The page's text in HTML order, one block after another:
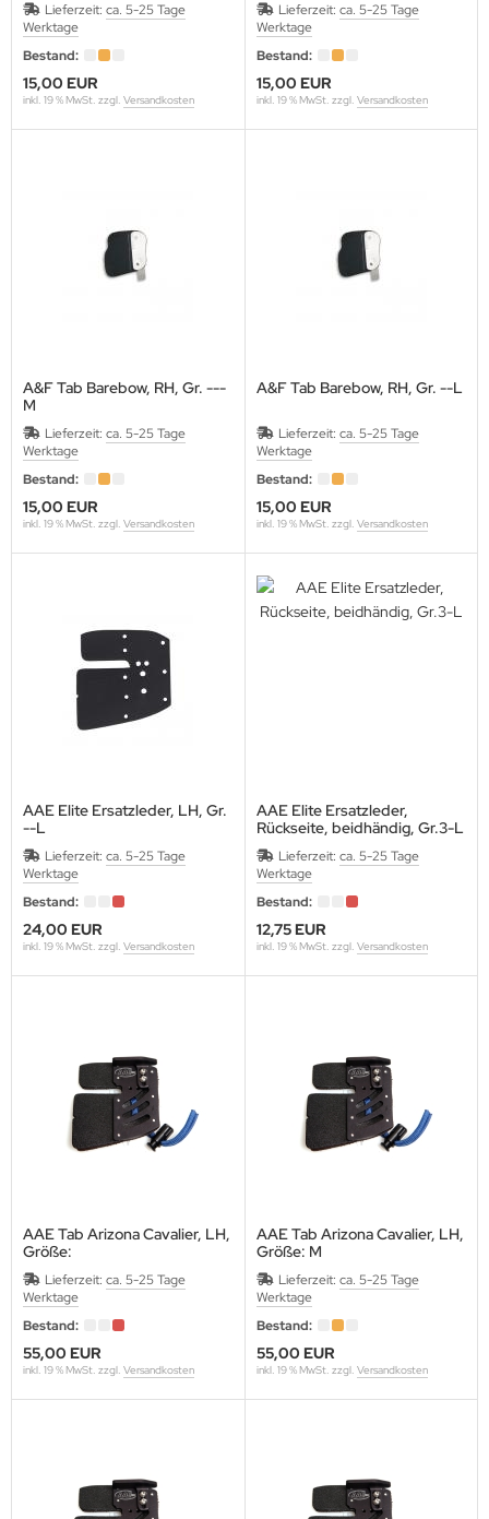
Lieferzeit: ca. 5-25 Tage
Werktage
Bestand:
15,00 EUR
inkl. 19 % MwSt. zzgl. Versandkosten
Lieferzeit: ca. 5-25 Tage
Werktage
Bestand:
15,00 EUR
inkl. 19 % MwSt. zzgl. Versandkosten
A&F Tab Barebow, RH, Gr. ---
M
Lieferzeit: ca. 5-25 Tage
Werktage
Bestand:
15,00 EUR
inkl. 19 % MwSt. zzgl. Versandkosten
A&F Tab Barebow, RH, Gr. --L
Lieferzeit: ca. 5-25 Tage
Werktage
Bestand:
15,00 EUR
inkl. 19 % MwSt. zzgl. Versandkosten
AAE Elite Ersatzleder, LH, Gr.
--L
Lieferzeit: ca. 5-25 Tage
Werktage
Bestand:
24,00 EUR
inkl. 19 % MwSt. zzgl. Versandkosten
AAE Elite Ersatzleder,
Rückseite, beidhändig, Gr.3-L
Lieferzeit: ca. 5-25 Tage
Werktage
Bestand:
12,75 EUR
inkl. 19 % MwSt. zzgl. Versandkosten
AAE Tab Arizona Cavalier, LH,
Größe:
Lieferzeit: ca. 5-25 Tage
Werktage
Bestand:
55,00 EUR
inkl. 19 % MwSt. zzgl. Versandkosten
AAE Tab Arizona Cavalier, LH,
Größe: M
Lieferzeit: ca. 5-25 Tage
Werktage
Bestand:
55,00 EUR
inkl. 19 % MwSt. zzgl. Versandkosten
TRAIL
ARCHERY
FLETCH PRODUCTS
FACES (Egertec)